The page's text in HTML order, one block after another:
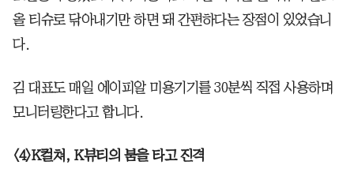
올 티슈로 닦아내기만 하면 돼 간편하다는 장점이 있었습니
다.
김 대표도 매일 에이피알 미용기기를 30분씩 직접 사용하며
모니터링한다고 합니다.
<4>K컬쳐, K뷰티의 붐을 타고 진격